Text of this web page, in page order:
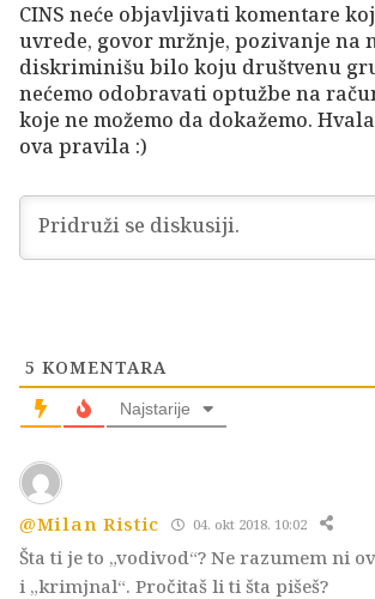
CINS neće objavljivati komentare
uvrede, govor mržnje, pozivanje na
diskriminišu bilo koju društvenu
nećemo odobravati optužbe na
koje ne možemo da dokažemo.
ova pravila :)
5 KOMENTARA
Najstarije
@Milan Ristic 04. okt 2018. 10:02
Šta ti je to „vodivod“? Ne razumem ni
i „krimjnal“. Pročitaš li ti šta pišeš?